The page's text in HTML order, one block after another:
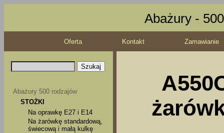
Abażury -
Oferta Kontakt Zamawianie
Abażury 500 rodzajów
STOŻKI
Na oprawkę E27 i E14
Na żarówkę standardową,
świecową i małą kulkę